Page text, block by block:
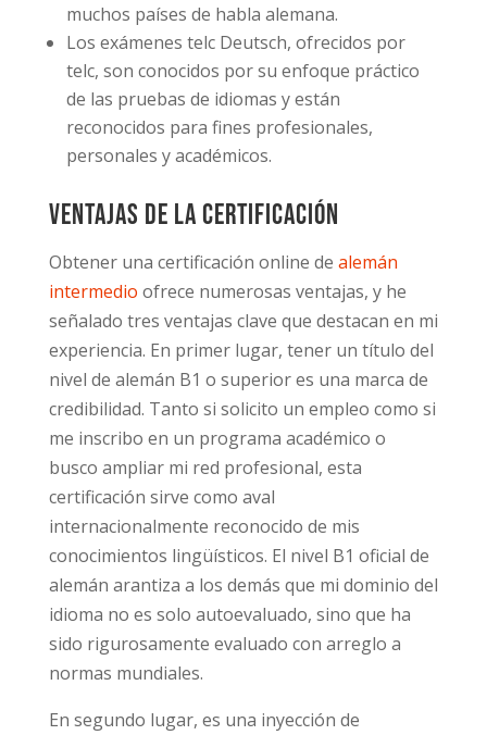
muchos países de habla alemana.
Los exámenes telc Deutsch, ofrecidos por
telc, son conocidos por su enfoque práctico
de las pruebas de idiomas y están
reconocidos para fines profesionales,
personales y académicos.
Ventajas de la certificación
Obtener una certificación online de alemán
intermedio ofrece numerosas ventajas, y he
señalado tres ventajas clave que destacan en mi
experiencia. En primer lugar, tener un título del
nivel de alemán B1 o superior es una marca de
credibilidad. Tanto si solicito un empleo como si
me inscribo en un programa académico o
busco ampliar mi red profesional, esta
certificación sirve como aval
internacionalmente reconocido de mis
conocimientos lingüísticos. El nivel B1 oficial de
alemán arantiza a los demás que mi dominio del
idioma no es solo autoevaluado, sino que ha
sido rigurosamente evaluado con arreglo a
normas mundiales.
En segundo lugar, es una inyección de